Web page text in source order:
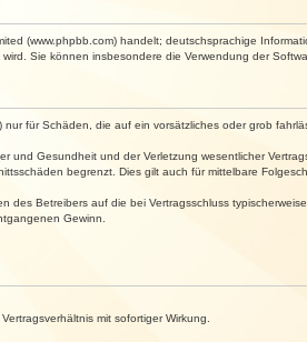
(www.phpbb.com) handelt; deutschsprachige
Sie können insbesondere die Verwendung der
für Schäden, die auf ein vorsätzliches oder grob
und Gesundheit und der Verletzung wesentlicher
begrenzt. Dies gilt auch für mittelbare
Betreibers auf die bei Vertragsschluss
Gewinn.
mit sofortiger Wirkung.